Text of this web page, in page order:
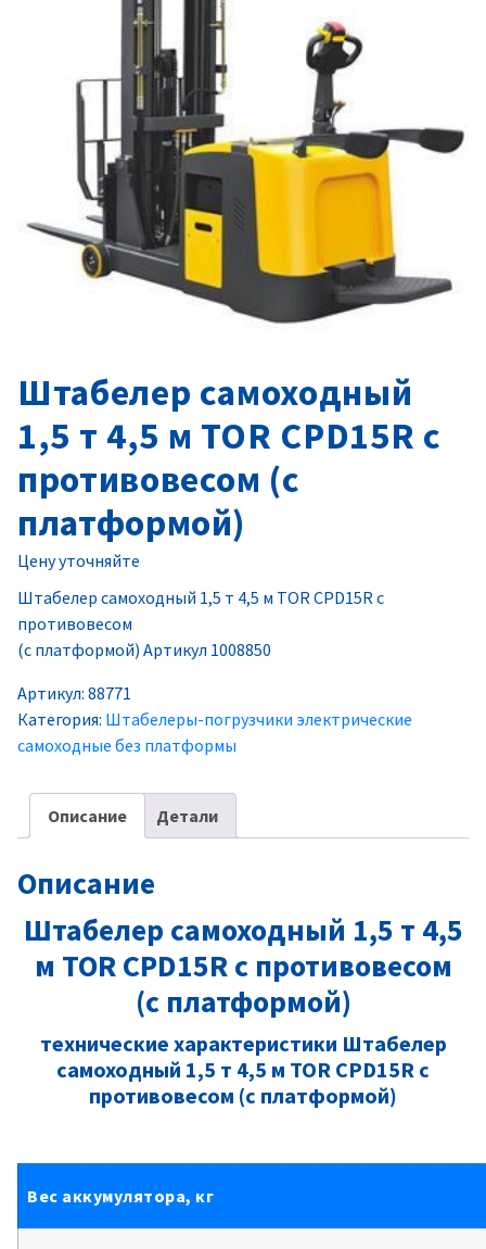
Штабелер самоходный
1,5 т 4,5 м TOR CPD15R с
противовесом (с
платформой)
Цену уточняйте
Штабелер самоходный 1,5 т 4,5 м TOR CPD15R с
противовесом
(с платформой) Артикул 1008850
Артикул: 88771
Категория: Штабелеры-погрузчики электрические
самоходные без платформы
Описание Детали
Описание
Штабелер самоходный 1,5 т 4,5
м TOR CPD15R с противовесом
(с платформой)
технические характеристики Штабелер
самоходный 1,5 т 4,5 м TOR CPD15R с
противовесом (с платформой)
Вес аккумулятора, кг